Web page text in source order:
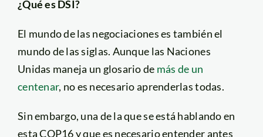
¿Qué es DSI?
El mundo de las negociaciones es también el
mundo de las siglas. Aunque las Naciones
Unidas maneja un glosario de más de un
centenar, no es necesario aprenderlas todas.
Sin embargo, una de la que se está hablando en
esta COP16 y que es necesario entender antes